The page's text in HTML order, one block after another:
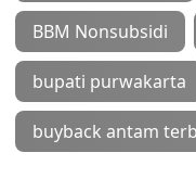
BBM Nonsubsidi
bupati purwakarta
buyback antam